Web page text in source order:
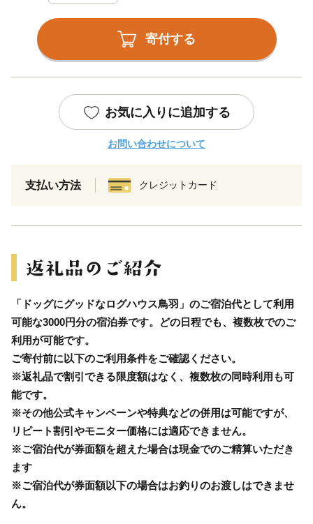
寄付する
お気に入りに追加する
お問い合わせについて
支払い方法 クレジットカード
「ドッグにグッドなログハウス鳥羽」のご宿泊代として利用
可能な3000円分の宿泊券です。どの日程でも、複数枚でのご
利用が可能です。
ご寄付前に以下のご利用条件をご確認ください。
※返礼品で割引できる限度額はなく、複数枚の同時利用も可
能です。
※その他公式キャンペーンや特典などの併用は可能ですが、
リピート割引やモニター価格には適応できません。
※ご宿泊代が券面額を超えた場合は現金でのご精算いただき
ます
※ご宿泊代が券面額以下の場合はお釣りのお渡しはできませ
ん。